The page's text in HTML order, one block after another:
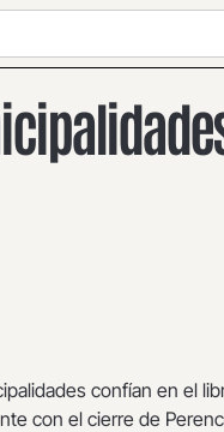
confían en el
con el cierre de